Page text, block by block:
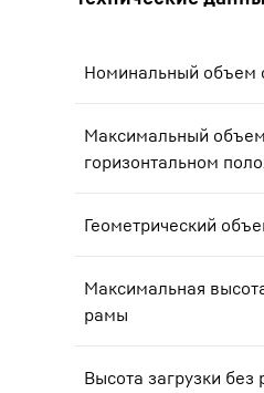
Номинальный объем
Максимальный
горизонтальном
Геометрический
Максимальная
рамы
Высота загрузки без